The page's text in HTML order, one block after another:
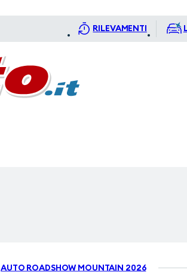
RILEVAMENTI
AUTO ROADSHOW MOUNTAIN 2026